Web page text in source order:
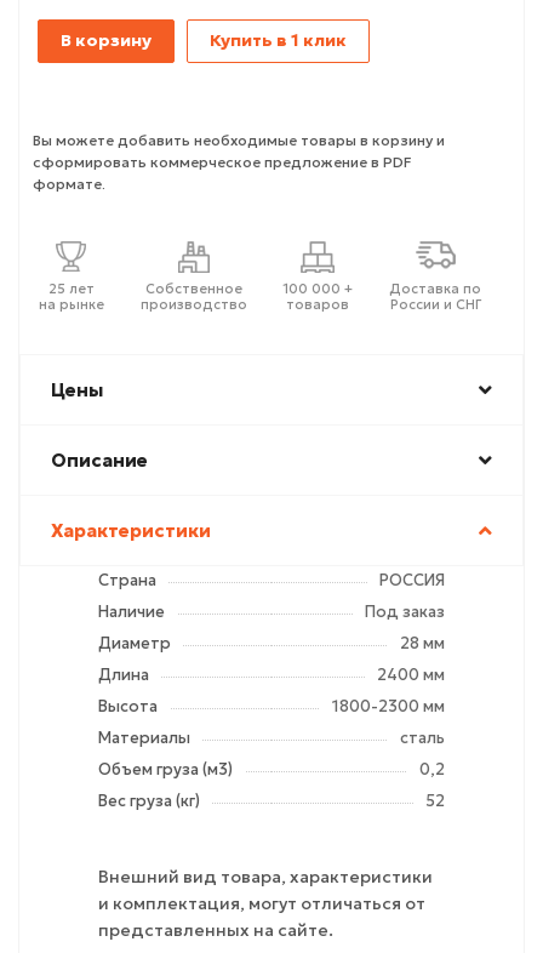
В корзину Купить в 1 клик
Вы можете добавить необходимые товары в корзину и
сформировать коммерческое предложение в PDF
формате.
25 лет
на рынке
Собственное
производство
100 000 +
товаров
Доставка по
России и СНГ
Цены
Описание
Характеристики
Страна
РОССИЯ
Наличие
Под заказ
Диаметр
28 мм
Длина
2400 мм
Высота
1800-2300 мм
Материалы
сталь
Объем груза (м3)
0,2
Вес груза (кг)
52
Внешний вид товара, характеристики
и комплектация, могут отличаться от
представленных на сайте.